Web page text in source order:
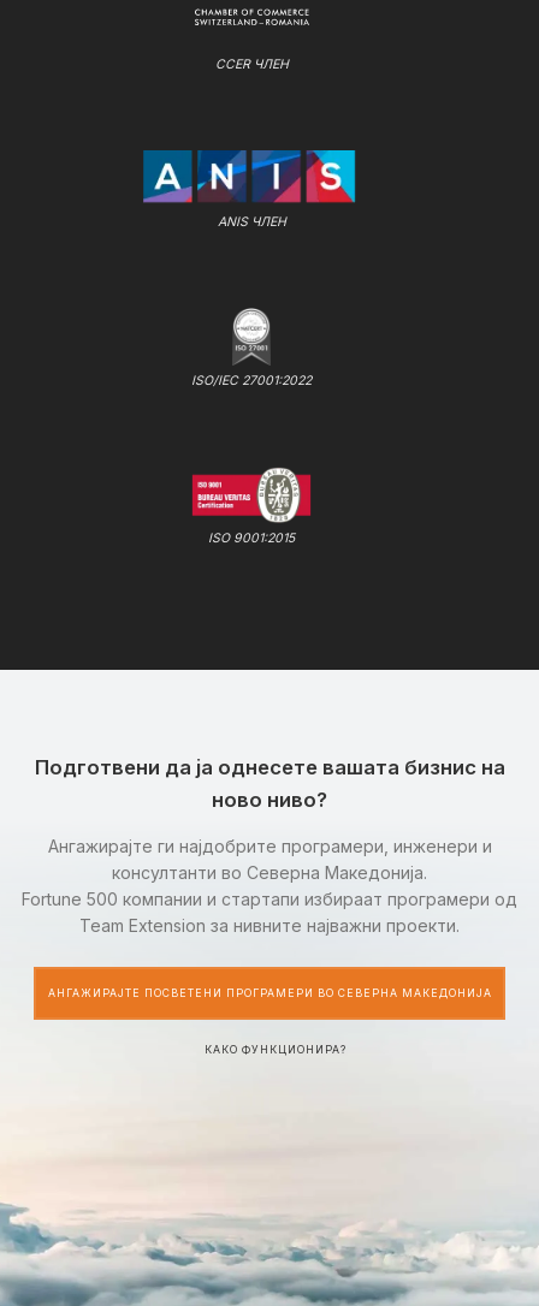
CCER ЧЛЕН
ANIS ЧЛЕН
ISO/IEC 27001:2022
ISO 9001:2015
Подготвени да ја однесете вашата бизнис на
ново ниво?
Ангажирајте ги најдобрите програмери, инженери и
консултанти во Северна Македонија.
Fortune 500 компании и стартапи избираат програмери од
Team Extension за нивните најважни проекти.
АНГАЖИРАЈТЕ ПОСВЕТЕНИ ПРОГРАМЕРИ ВО СЕВЕРНА МАКЕДОНИЈА
КАКО ФУНКЦИОНИРА?